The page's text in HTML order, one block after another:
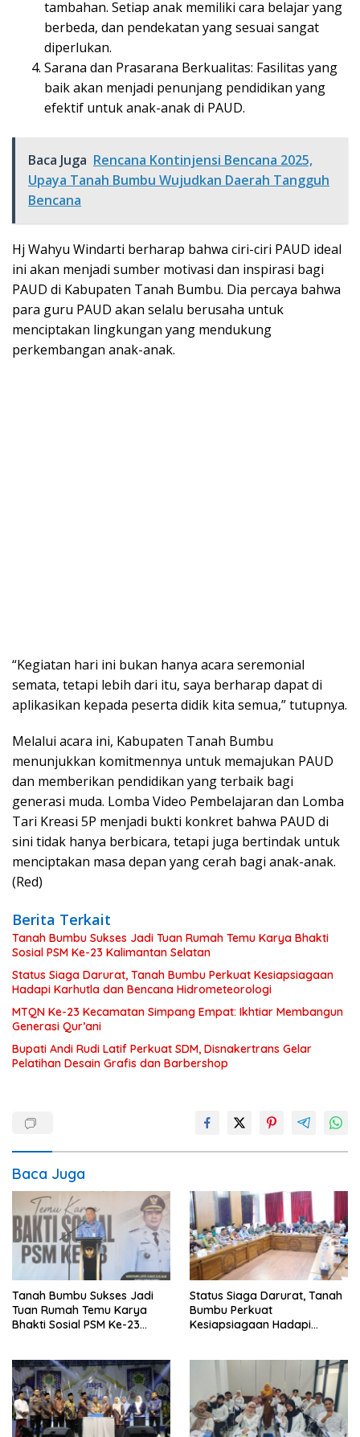
tambahan. Setiap anak memiliki cara belajar yang
berbeda, dan pendekatan yang sesuai sangat
diperlukan.
Sarana dan Prasarana Berkualitas: Fasilitas yang
baik akan menjadi penunjang pendidikan yang
efektif untuk anak-anak di PAUD.
Baca Juga Rencana Kontinjensi Bencana 2025,
Upaya Tanah Bumbu Wujudkan Daerah Tangguh
Bencana
Hj Wahyu Windarti berharap bahwa ciri-ciri PAUD ideal
ini akan menjadi sumber motivasi dan inspirasi bagi
PAUD di Kabupaten Tanah Bumbu. Dia percaya bahwa
para guru PAUD akan selalu berusaha untuk
menciptakan lingkungan yang mendukung
perkembangan anak-anak.
“Kegiatan hari ini bukan hanya acara seremonial
semata, tetapi lebih dari itu, saya berharap dapat di
aplikasikan kepada peserta didik kita semua,” tutupnya.
Melalui acara ini, Kabupaten Tanah Bumbu
menunjukkan komitmennya untuk memajukan PAUD
dan memberikan pendidikan yang terbaik bagi
generasi muda. Lomba Video Pembelajaran dan Lomba
Tari Kreasi 5P menjadi bukti konkret bahwa PAUD di
sini tidak hanya berbicara, tetapi juga bertindak untuk
menciptakan masa depan yang cerah bagi anak-anak.
(Red)
Berita Terkait
Tanah Bumbu Sukses Jadi Tuan Rumah Temu Karya Bhakti
Sosial PSM Ke-23 Kalimantan Selatan
Status Siaga Darurat, Tanah Bumbu Perkuat Kesiapsiagaan
Hadapi Karhutla dan Bencana Hidrometeorologi
MTQN Ke-23 Kecamatan Simpang Empat: Ikhtiar Membangun
Generasi Qur’ani
Bupati Andi Rudi Latif Perkuat SDM, Disnakertrans Gelar
Pelatihan Desain Grafis dan Barbershop
Baca Juga
Tanah Bumbu Sukses Jadi
Tuan Rumah Temu Karya
Bhakti Sosial PSM Ke-23
Status Siaga Darurat, Tanah
Bumbu Perkuat
Kesiapsiagaan Hadapi